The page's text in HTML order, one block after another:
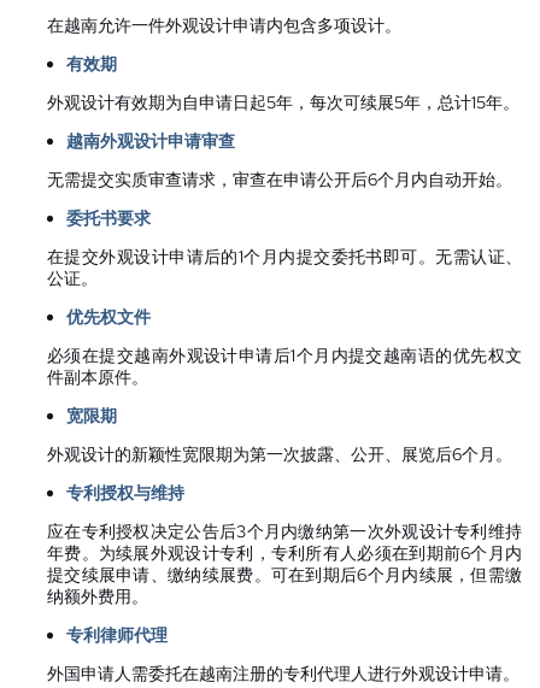
在越南允许一件外观设计申请内包含多项设计。
有效期
外观设计有效期为自申请日起5年，每次可续展5年，总计15年。
越南外观设计申请审查
无需提交实质审查请求，审查在申请公开后6个月内自动开始。
委托书要求
在提交外观设计申请后的1个月内提交委托书即可。无需认证、
公证。
优先权文件
必须在提交越南外观设计申请后1个月内提交越南语的优先权文
件副本原件。
宽限期
外观设计的新颖性宽限期为第一次披露、公开、展览后6个月。
专利授权与维持
应在专利授权决定公告后3个月内缴纳第一次外观设计专利维持
年费。为续展外观设计专利，专利所有人必须在到期前6个月内
提交续展申请、缴纳续展费。可在到期后6个月内续展，但需缴
纳额外费用。
专利律师代理
外国申请人需委托在越南注册的专利代理人进行外观设计申请。